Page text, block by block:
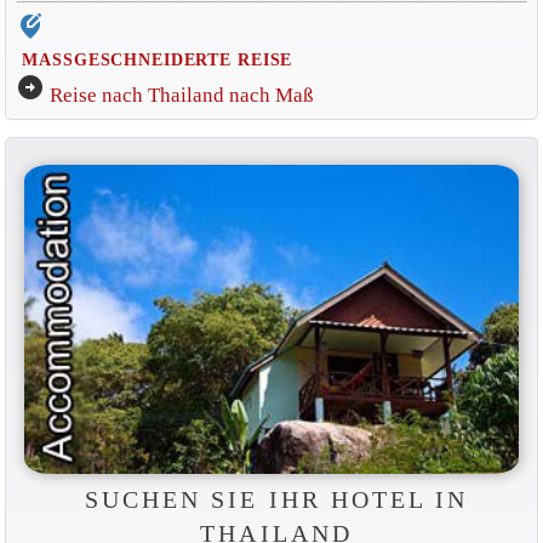
edit_location_alt
MASSGESCHNEIDERTE REISE
arrow_circle_right Reise nach Thailand nach Maß
SUCHEN SIE IHR HOTEL IN
THAILAND